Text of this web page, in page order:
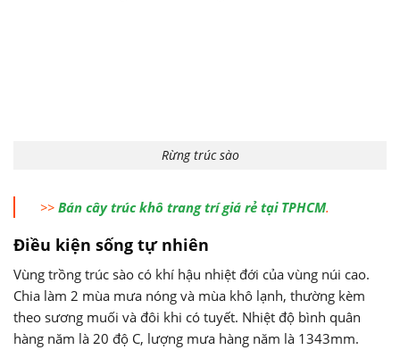
Rừng trúc sào
>>Bán cây trúc khô trang trí giá rẻ tại TPHCM.
Điều kiện sống tự nhiên
Vùng trồng trúc sào có khí hậu nhiệt đới của vùng núi cao.
Chia làm 2 mùa mưa nóng và mùa khô lạnh, thường kèm
theo sương muối và đôi khi có tuyết. Nhiệt độ bình quân
hàng năm là 20 độ C, lượng mưa hàng năm là 1343mm.